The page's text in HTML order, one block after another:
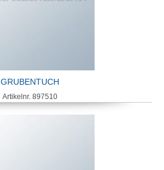
GRUBENTUCH
Artikelnr. 897510